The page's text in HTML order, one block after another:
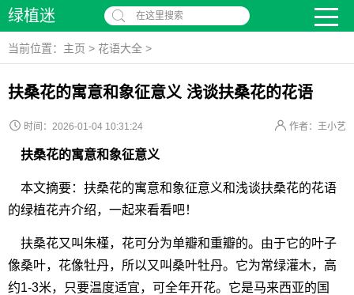
绿植迷 在这里搜索
当前位置： 主页 > 花语大全 >
扶桑花的寓意和象征意义 浅谈扶桑花的花语
时间：2026-01-04 10:31:24 作者：王小艺
扶桑花的寓意和象征意义
本文摘要：扶桑花的寓意和象征意义和浅谈扶桑花的花语
的绿植花卉介绍，一起来看看吧！
扶桑花又叫朱槿，花可分为单瓣和重瓣的。由于它的叶子
像桑叶，花像牡丹，所以又叫桑叶牡丹。它为常绿灌木，高
约1-3米，只要温度适宜，可全年开花。它是马来西亚的国